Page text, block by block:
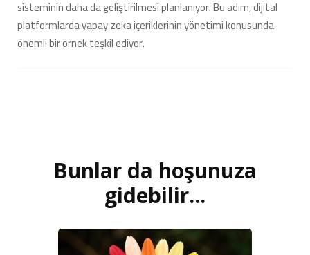
sisteminin daha da geliştirilmesi planlanıyor. Bu adım, dijital
platformlarda yapay zeka içeriklerinin yönetimi konusunda
önemli bir örnek teşkil ediyor.
Bunlar da hoşunuza
gidebilir...